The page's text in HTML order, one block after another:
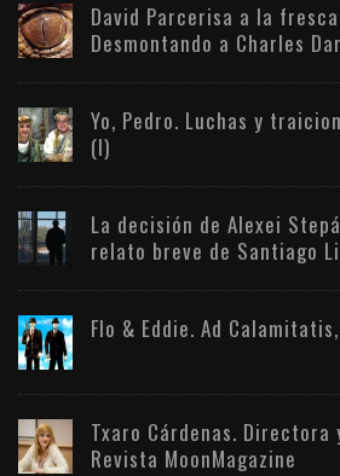
David Parcerisa a la
Desmontando a Charles
Yo, Pedro. Luchas y
(I)
La decisión de Alexei
relato breve de Santiago
Flo & Eddie. Ad Calamitatis,
Txaro Cárdenas. Directora
Revista MoonMagazine